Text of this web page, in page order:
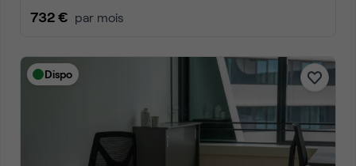
732 € par mois
Dispo